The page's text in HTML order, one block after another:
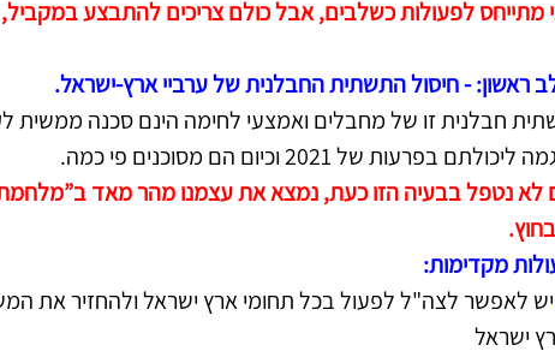
מתייחס לפעולות כשלבים, אבל כולם צריכים להתבצע
ראשון: - חיסול התשתית החבלנית של ערביי ארץ-ישראל.
חבלנית זו של מחבלים ואמצעי לחימה הינם סכנה ממשית
ליכולתם בפרעות של 2021 וכיום הם מסוכנים פי כמה.
מקדימות:
יש לאפשר לצה"ל לפעול בכל תחומי ארץ ישראל ולהחזיר את
ישראל